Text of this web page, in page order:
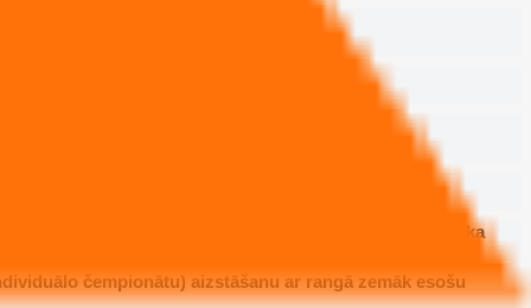
dienas.
4 labākie spēlētāji pēc WT U18 reitinga.
sūtītas uz Eiropas čempionātiem, ja dalību izlasē atsaka
čempionātu) aizstāšanu ar rangā zemāk esošu